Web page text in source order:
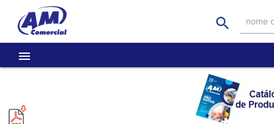
search nome
menu